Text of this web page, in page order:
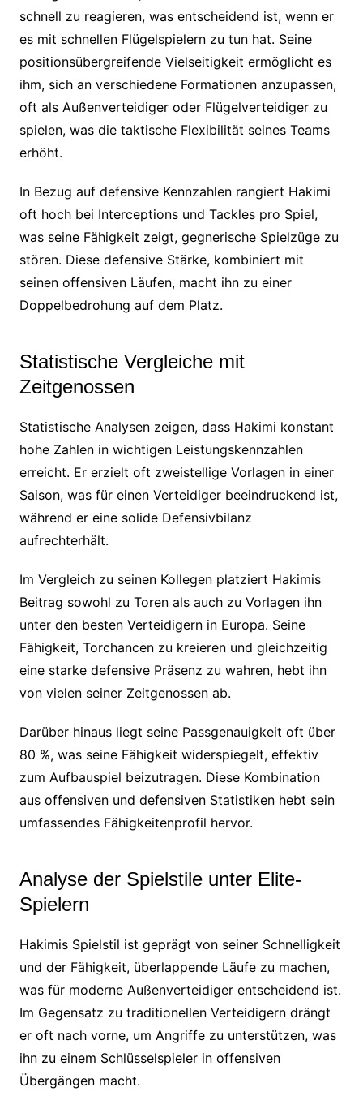
schnell zu reagieren, was entscheidend ist, wenn er
es mit schnellen Flügelspielern zu tun hat. Seine
positionsübergreifende Vielseitigkeit ermöglicht es
ihm, sich an verschiedene Formationen anzupassen,
oft als Außenverteidiger oder Flügelverteidiger zu
spielen, was die taktische Flexibilität seines Teams
erhöht.
In Bezug auf defensive Kennzahlen rangiert Hakimi
oft hoch bei Interceptions und Tackles pro Spiel,
was seine Fähigkeit zeigt, gegnerische Spielzüge zu
stören. Diese defensive Stärke, kombiniert mit
seinen offensiven Läufen, macht ihn zu einer
Doppelbedrohung auf dem Platz.
Statistische Vergleiche mit
Zeitgenossen
Statistische Analysen zeigen, dass Hakimi konstant
hohe Zahlen in wichtigen Leistungskennzahlen
erreicht. Er erzielt oft zweistellige Vorlagen in einer
Saison, was für einen Verteidiger beeindruckend ist,
während er eine solide Defensivbilanz
aufrechterhält.
Im Vergleich zu seinen Kollegen platziert Hakimis
Beitrag sowohl zu Toren als auch zu Vorlagen ihn
unter den besten Verteidigern in Europa. Seine
Fähigkeit, Torchancen zu kreieren und gleichzeitig
eine starke defensive Präsenz zu wahren, hebt ihn
von vielen seiner Zeitgenossen ab.
Darüber hinaus liegt seine Passgenauigkeit oft über
80 %, was seine Fähigkeit widerspiegelt, effektiv
zum Aufbauspiel beizutragen. Diese Kombination
aus offensiven und defensiven Statistiken hebt sein
umfassendes Fähigkeitenprofil hervor.
Analyse der Spielstile unter Elite-
Spielern
Hakimis Spielstil ist geprägt von seiner Schnelligkeit
und der Fähigkeit, überlappende Läufe zu machen,
was für moderne Außenverteidiger entscheidend ist.
Im Gegensatz zu traditionellen Verteidigern drängt
er oft nach vorne, um Angriffe zu unterstützen, was
ihn zu einem Schlüsselspieler in offensiven
Übergängen macht.